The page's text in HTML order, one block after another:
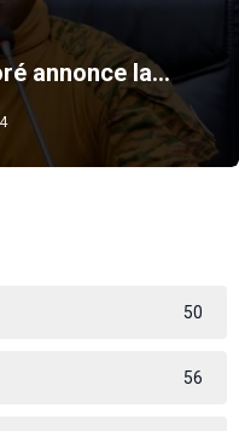
annonce la…
50
56